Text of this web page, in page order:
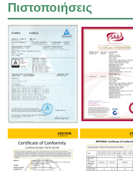
Πιστοποιήσεις